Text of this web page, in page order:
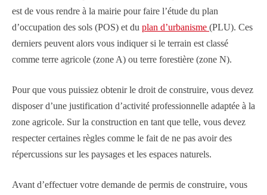
est de vous rendre à la mairie pour faire l’étude du plan
d’occupation des sols (POS) et du plan d’urbanisme (PLU). Ces
derniers peuvent alors vous indiquer si le terrain est classé
comme terre agricole (zone A) ou terre forestière (zone N).
Pour que vous puissiez obtenir le droit de construire, vous devez
disposer d’une justification d’activité professionnelle adaptée à la
zone agricole. Sur la construction en tant que telle, vous devez
respecter certaines règles comme le fait de ne pas avoir des
répercussions sur les paysages et les espaces naturels.
Avant d’effectuer votre demande de permis de construire, vous